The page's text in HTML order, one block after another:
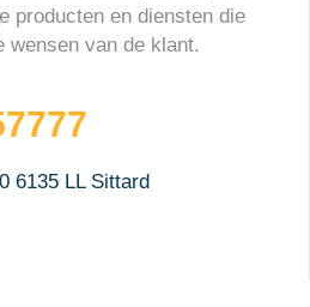
producten en diensten die
wensen van de klant.
6135 LL Sittard